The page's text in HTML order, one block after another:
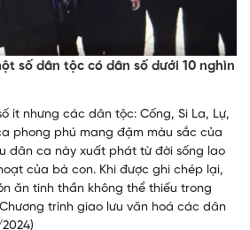
số dân tộc có dân số dưới 10 nghìn
ít nhưng các dân tộc: Cống, Si La, Lự,
phong phú mang đậm màu sắc của
dân ca này xuất phát từ đời sống lao
của bà con. Khi được ghi chép lại,
ăn tinh thần không thể thiếu trong
trình giao lưu văn hoá các dân